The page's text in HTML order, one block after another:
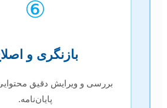
⑥
بازنگری و
بررسی و ویرایش دقیق
پایان‌نامه.